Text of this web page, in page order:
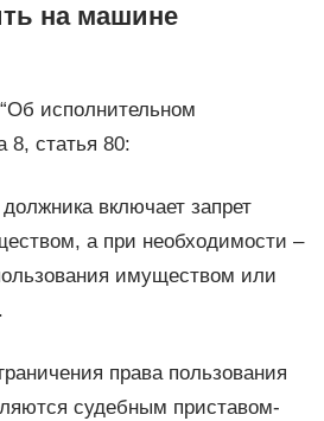
на машине
исполнительном
8, статья 80:
включает запрет
а при необходимости –
имуществом или
права пользования
судебным приставом-